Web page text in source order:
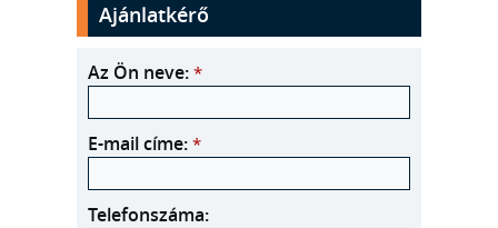
Ajánlatkérő
Az Ön neve: *
E-mail címe: *
Telefonszáma: